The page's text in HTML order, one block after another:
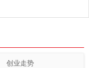
创业走势